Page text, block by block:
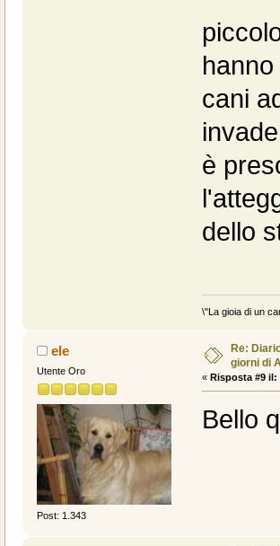
cani
è
dello
\"La gioia di un
ele
Utente Oro
Post: 1.343
Re:
giorni di
« Risposta #9 il:
Bello